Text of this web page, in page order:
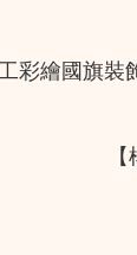
彩繪國旗裝